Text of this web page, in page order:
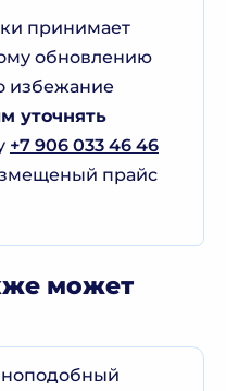
принимает
обновлению
избежание
уточнять
+7 906 033 46 46
прайс
может